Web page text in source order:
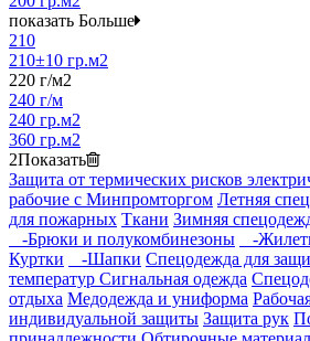
показать Больше
210
210±10 гр.м2
220 г/м2
240 г/м
240 гр.м2
360 гр.м2
2Показать
Защита от термических рисков
рабочие с Минпромторгом Летняя
для пожарных Ткани Зимняя
-Брюки и полукомбинезоны
-
Куртки
-Шапки Спецодежда для
температур Сигнальная одежда
отдыха Медодежда и униформа
индивидуальной защиты Защита рук